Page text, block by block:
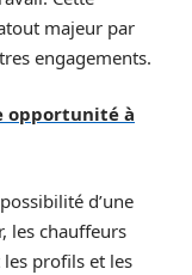
majeur par
engagements.
opportunité à
d’une
les chauffeurs
profils et les